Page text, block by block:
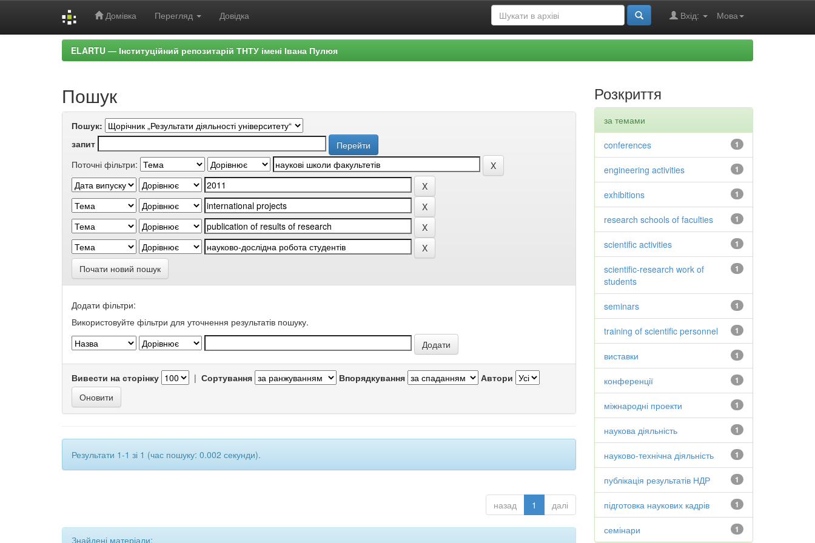
Домівка Перегляд Довідка Мова
Вхід:
ELARTU — Інституційний репозитарій ТНТУ імені Івана Пулюя
Пошук
Пошук:
запит
Поточні фільтри:
Почати новий пошук
Додати фільтри:
Використовуйте фільтри для уточнення результатів пошуку.
Вивести на сторінку | Сортування Впорядкування Автори
Результати 1-1 зі 1 (час пошуку: 0.002 секунди).
назад 1 далі
Знайдені матеріали:
Розкриття
за темами
1
conferences
1
engineering activities
1
exhibitions
1
research schools of faculties
1
scientific activities
1
scientific-research work of
students
1
seminars
1
training of scientific personnel
1
виставки
1
конференції
1
міжнародні проекти
1
наукова діяльність
1
науково-технічна діяльність
1
публікація результатів НДР
1
підготовка наукових кадрів
1
семінари